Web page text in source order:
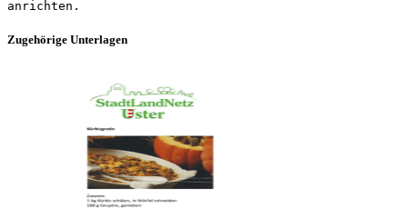
Zugehörige Unterlagen